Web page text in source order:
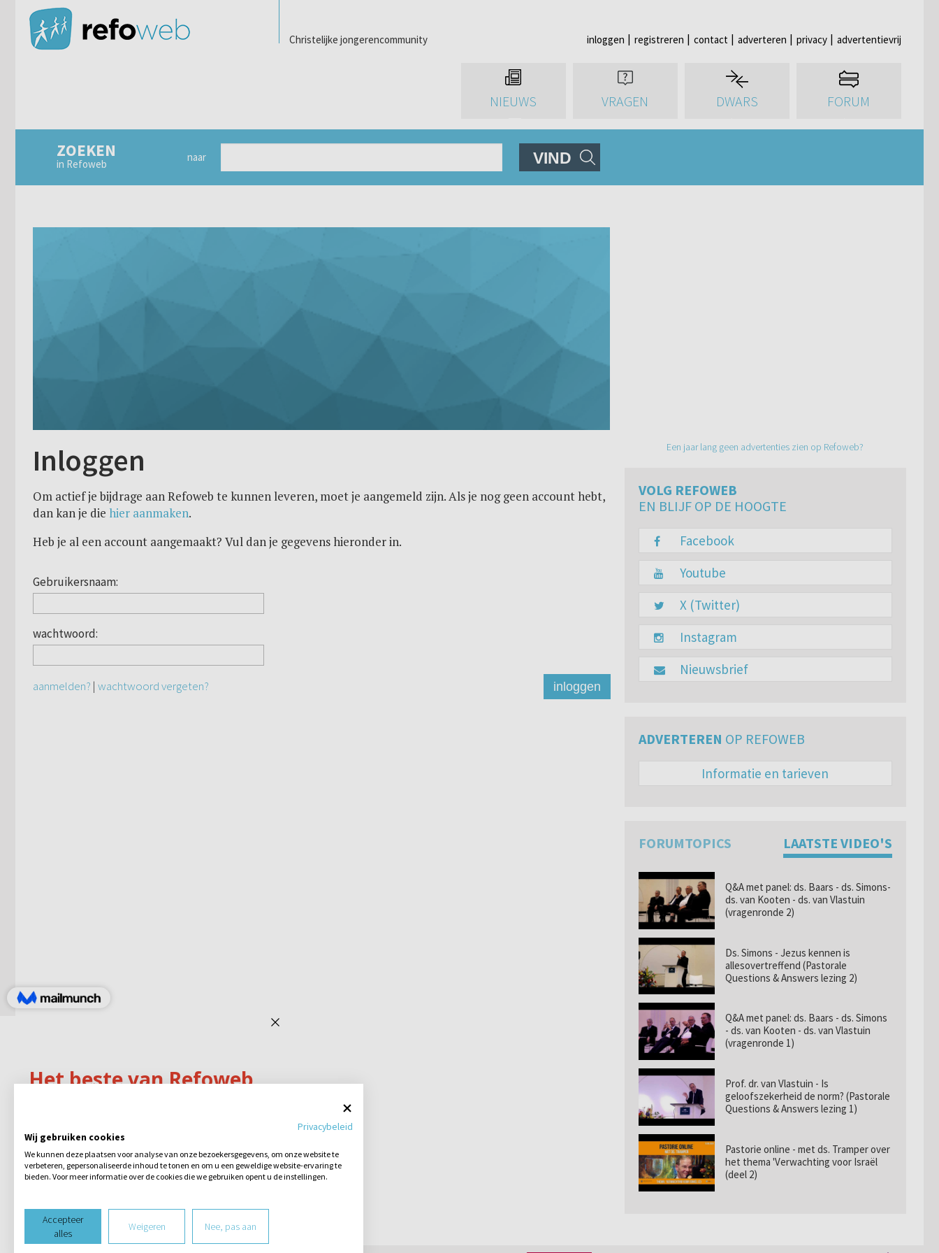
Christelijke jongerencommunity inloggen registreren contact adverteren privacy advertentievrij
NIEUWS VRAGEN DWARS FORUM
ZOEKEN
in Refoweb
naar VIND
Inloggen
Om actief je bijdrage aan Refoweb te kunnen leveren, moet je aangemeld zijn. Als je nog geen account hebt,
dan kan je die hier aanmaken.
Heb je al een account aangemaakt? Vul dan je gegevens hieronder in.
Gebruikersnaam:
wachtwoord:
aanmelden? | wachtwoord vergeten? inloggen
Een jaar lang geen advertenties zien op Refoweb?
VOLG REFOWEB
EN BLIJF OP DE HOOGTE
Facebook
Youtube
X (Twitter)
Instagram
Nieuwsbrief
ADVERTEREN OP REFOWEB
Informatie en tarieven
FORUMTOPICS LAATSTE VIDEO'S
Q&A met panel: ds. Baars - ds. Simons-
ds. van Kooten - ds. van Vlastuin
(vragenronde 2)
Ds. Simons - Jezus kennen is
allesovertreffend (Pastorale
Questions & Answers lezing 2)
Q&A met panel: ds. Baars - ds. Simons
- ds. van Kooten - ds. van Vlastuin
(vragenronde 1)
Prof. dr. van Vlastuin - Is
geloofszekerheid de norm? (Pastorale
Questions & Answers lezing 1)
Pastorie online - met ds. Tramper over
het thema 'Verwachting voor Israël
(deel 2)
Privacybeleid
Wij gebruiken cookies
We kunnen deze plaatsen voor analyse van onze bezoekersgegevens, om onze website te
verbeteren, gepersonaliseerde inhoud te tonen en om u een geweldige website-ervaring te
bieden. Voor meer informatie over de cookies die we gebruiken opent u de instellingen.
Accepteer
alles
Weigeren Nee, pas aan